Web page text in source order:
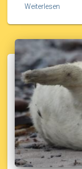
Weiterlesen